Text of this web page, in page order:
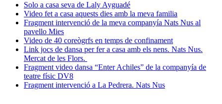
Solo a casa seva de Laly Ayguadé
Video fet a casa aquests dies amb la meva familia
Fragment intervenció de la meva companyía Nats Nus al
pavello Mies
Video de 40 coreògrfs en temps de confinament
Link jocs de dansa per fer a casa amb els nens. Nats Nus.
Mercat de les Flors.
Fragment video dansa “Enter Achiles” de la companyía de
teatre físic DV8
Fragment intervenció a La Pedrera. Nats Nus